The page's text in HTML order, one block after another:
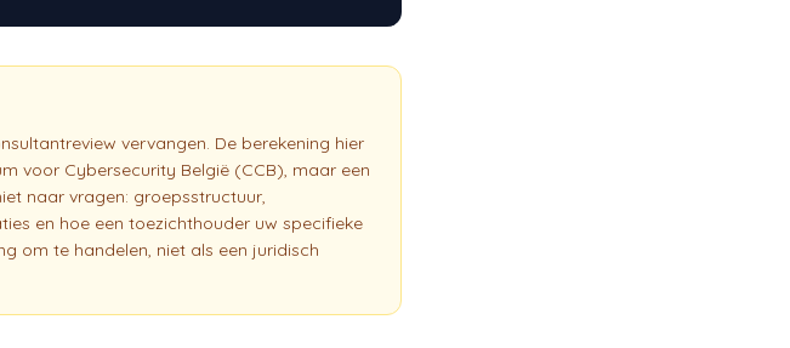
vervangen. De berekening hier
voor Cybersecurity België (CCB), maar een
naar vragen: groepsstructuur,
en hoe een toezichthouder uw specifieke
om te handelen, niet als een juridisch